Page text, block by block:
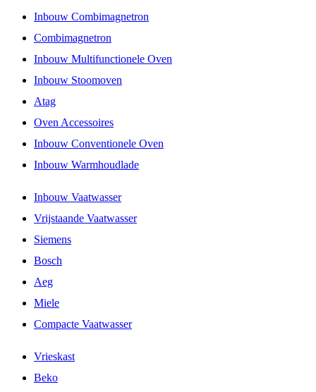
Inbouw Combimagnetron
Combimagnetron
Inbouw Multifunctionele Oven
Inbouw Stoomoven
Atag
Oven Accessoires
Inbouw Conventionele Oven
Inbouw Warmhoudlade
Inbouw Vaatwasser
Vrijstaande Vaatwasser
Siemens
Bosch
Aeg
Miele
Compacte Vaatwasser
Vrieskast
Beko